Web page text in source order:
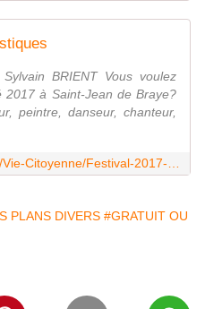
BRIENT Vous voulez
à Saint-Jean de Braye?
peintre, danseur, chanteur,
PLANS DIVERS #GRATUIT OU